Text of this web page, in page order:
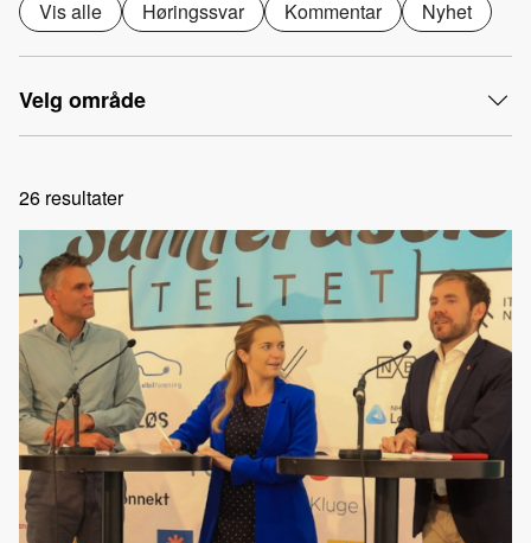
Vis alle Høringssvar Kommentar Nyhet
Velg område
26 resultater